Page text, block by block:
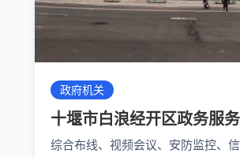
政府机关
十堰市白浪经开区政务服
综合布线、视频会议、安防监控、